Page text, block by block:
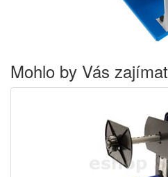
Mohlo by Vás zajímat